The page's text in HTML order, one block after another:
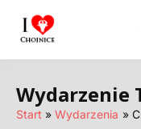
Miejsca
Wydarzenie
Start Wydarzenia